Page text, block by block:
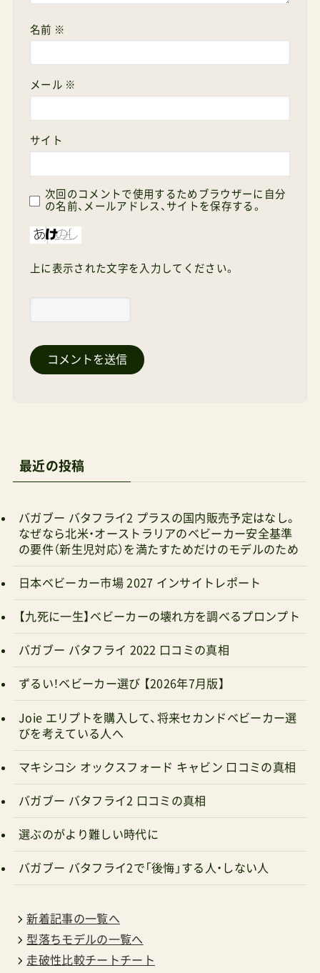
名前 ※
メール ※
サイト
次回のコメントで使用するためブラウザーに自分
の名前、メールアドレス、サイトを保存する。
上に表示された文字を入力してください。
最近の投稿
バガブー バタフライ2 プラスの国内販売予定はなし。
なぜなら北米・オーストラリアのベビーカー安全基準
の要件（新生児対応）を満たすためだけのモデルのため
日本ベビーカー市場 2027 インサイトレポート
【九死に一生】ベビーカーの壊れ方を調べるプロンプト
バガブー バタフライ 2022 口コミの真相
ずるい！ベビーカー選び 【2026年7月版】
Joie エリプトを購入して、将来セカンドベビーカー選
びを考えている人へ
マキシコシ オックスフォード キャビン 口コミの真相
バガブー バタフライ2 口コミの真相
選ぶのがより難しい時代に
バガブー バタフライ2で「後悔」する人・しない人
新着記事の一覧へ
型落ちモデルの一覧へ
走破性比較チートチート